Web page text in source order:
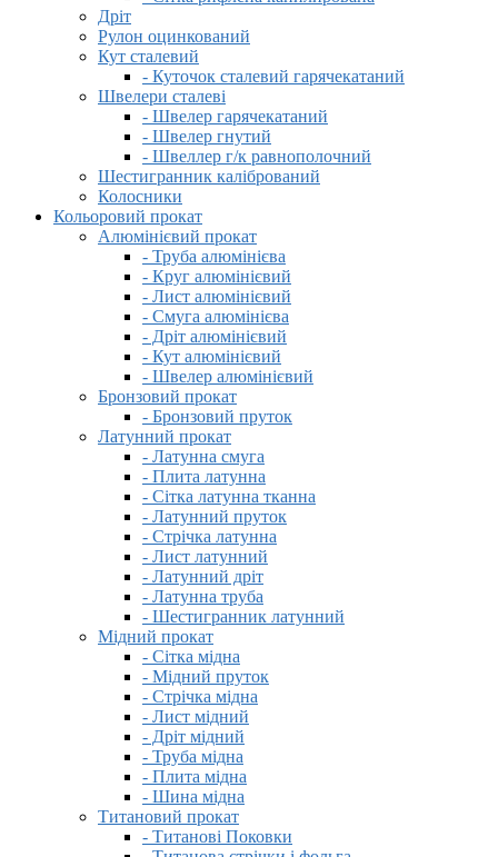
Дріт
Рулон оцинкований
Кут сталевий
- Куточок сталевий гарячекатаний
Швелери сталеві
- Швелер гарячекатаний
- Швелер гнутий
- Швеллер г/к равнополочний
Шестигранник калібрований
Колосники
Кольоровий прокат
Алюмінієвий прокат
- Труба алюмінієва
- Круг алюмінієвий
- Лист алюмінієвий
- Смуга алюмінієва
- Дріт алюмінієвий
- Кут алюмінієвий
- Швелер алюмінієвий
Бронзовий прокат
- Бронзовий пруток
Латунний прокат
- Латунна смуга
- Плита латунна
- Сітка латунна тканна
- Латунний пруток
- Стрічка латунна
- Лист латунний
- Латунний дріт
- Латунна труба
- Шестигранник латунний
Мідний прокат
- Сітка мідна
- Мідний пруток
- Стрічка мідна
- Лист мідний
- Дріт мідний
- Труба мідна
- Плита мідна
- Шина мідна
Титановий прокат
- Титанові Поковки